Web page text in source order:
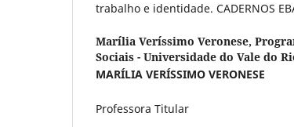
trabalho e identidade. CADERNOS
Marília Veríssimo Veronese,
Sociais - Universidade do Vale do
MARÍLIA VERÍSSIMO VERONESE
Professora Titular